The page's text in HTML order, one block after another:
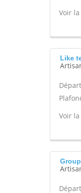
Voir
Like
Voir